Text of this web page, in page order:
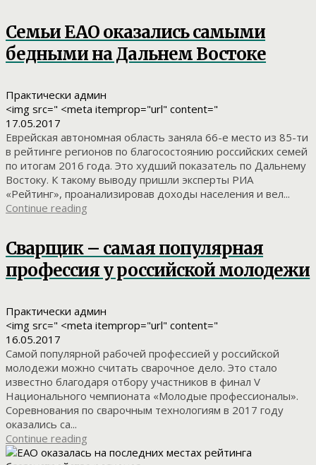
Семьи ЕАО оказались самыми
бедными на Дальнем Востоке
Практически админ
<img src=" <meta itemprop="url" content="
17.05.2017
Еврейская автономная область заняла 66-е место из 85-ти
в рейтинге регионов по благосостоянию российских семей
по итогам 2016 года. Это худший показатель по Дальнему
Востоку. К такому выводу пришли эксперты РИА
«Рейтинг», проанализировав доходы населения и вел...
Continue reading
Сварщик – самая популярная
профессия у российской молодежи
Практически админ
<img src=" <meta itemprop="url" content="
16.05.2017
Самой популярной рабочей профессией у российской
молодежи можно считать сварочное дело. Это стало
известно благодаря отбору участников в финал V
Национального чемпионата «Молодые профессионалы».
Соревнования по сварочным технологиям в 2017 году
оказались са...
Continue reading